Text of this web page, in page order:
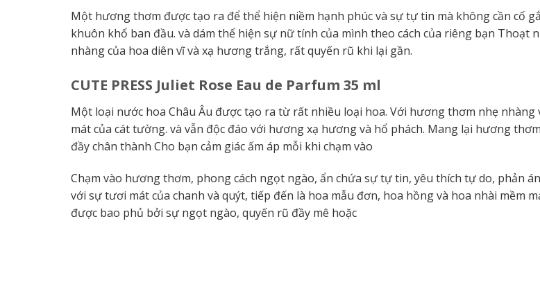
Một hương thơm được tạo ra để thể hiện niềm hạnh phúc và sự tự tin mà không cần cố
khuôn khổ ban đầu. và dám thể hiện sự nữ tính của mình theo cách của riêng bạn Thoạt
nhàng của hoa diên vĩ và xạ hương trắng, rất quyến rũ khi lại gần.
CUTE PRESS Juliet Rose Eau de Parfum 35 ml
Một loại nước hoa Châu Âu được tạo ra từ rất nhiều loại hoa. Với hương thơm nhẹ
mát của cát tường. và vẫn độc đáo với hương xạ hương và hổ phách. Mang lại hương
đầy chân thành Cho bạn cảm giác ấm áp mỗi khi chạm vào
Chạm vào hương thơm, phong cách ngọt ngào, ẩn chứa sự tự tin, yêu thích tự do, phản
với sự tươi mát của chanh và quýt, tiếp đến là hoa mẫu đơn, hoa hồng và hoa nhài mềm
được bao phủ bởi sự ngọt ngào, quyến rũ đầy mê hoặc